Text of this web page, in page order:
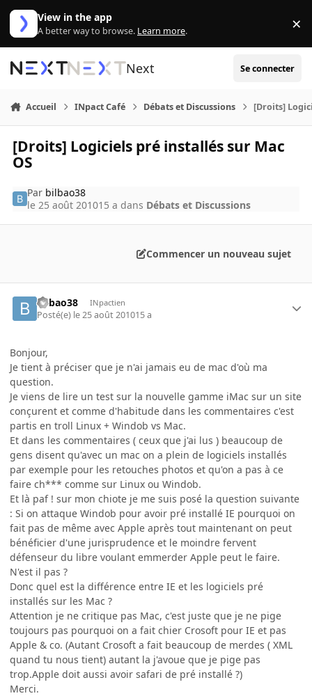
Aller au contenu
View in the app
A better way to browse. Learn more. ×
Next Se connecter
Accueil INpact Café Débats et Discussions [Droits]
[Droits] Logiciels pré installés sur Mac
OS
Par bilbao38
le 25 août 201015 a dans Débats et Discussions
Commencer un nouveau sujet
bilbao38 INpactien
Posté(e) le 25 août 201015 a
Bonjour,
Je tient à préciser que je n'ai jamais eu de mac d'où ma
question.
Je viens de lire un test sur la nouvelle gamme iMac sur un site
conçurent et comme d'habitude dans les commentaires c'est
partis en troll Linux + Windob vs Mac.
Et dans les commentaires ( ceux que j'ai lus ) beaucoup de
gens disent qu'avec un mac on a plein de logiciels installés
par exemple pour les retouches photos et qu'on a pas à ce
faire ch*** comme sur Linux ou Windob.
Et là paf ! sur mon chiote je me suis posé la question suivante
: Si on attaque Windob pour avoir pré installé IE pourquoi on
fait pas de même avec Apple après tout maintenant on peut
bénéficier d'une jurisprudence et le moindre fervent
défenseur du libre voulant emmerder Apple peut le faire.
N'est il pas ?
Donc quel est la différence entre IE et les logiciels pré
installés sur les Mac ?
Attention je ne critique pas Mac, c'est juste que je ne pige
toujours pas pourquoi on a fait chier Crosoft pour IE et pas
Apple & co. (Autant Crosoft a fait beaucoup de merdes ( XML
quand tu nous tient) autant la j'avoue que je pige pas
trop.Apple doit aussi avoir safari de pré installé ?)
Merci.